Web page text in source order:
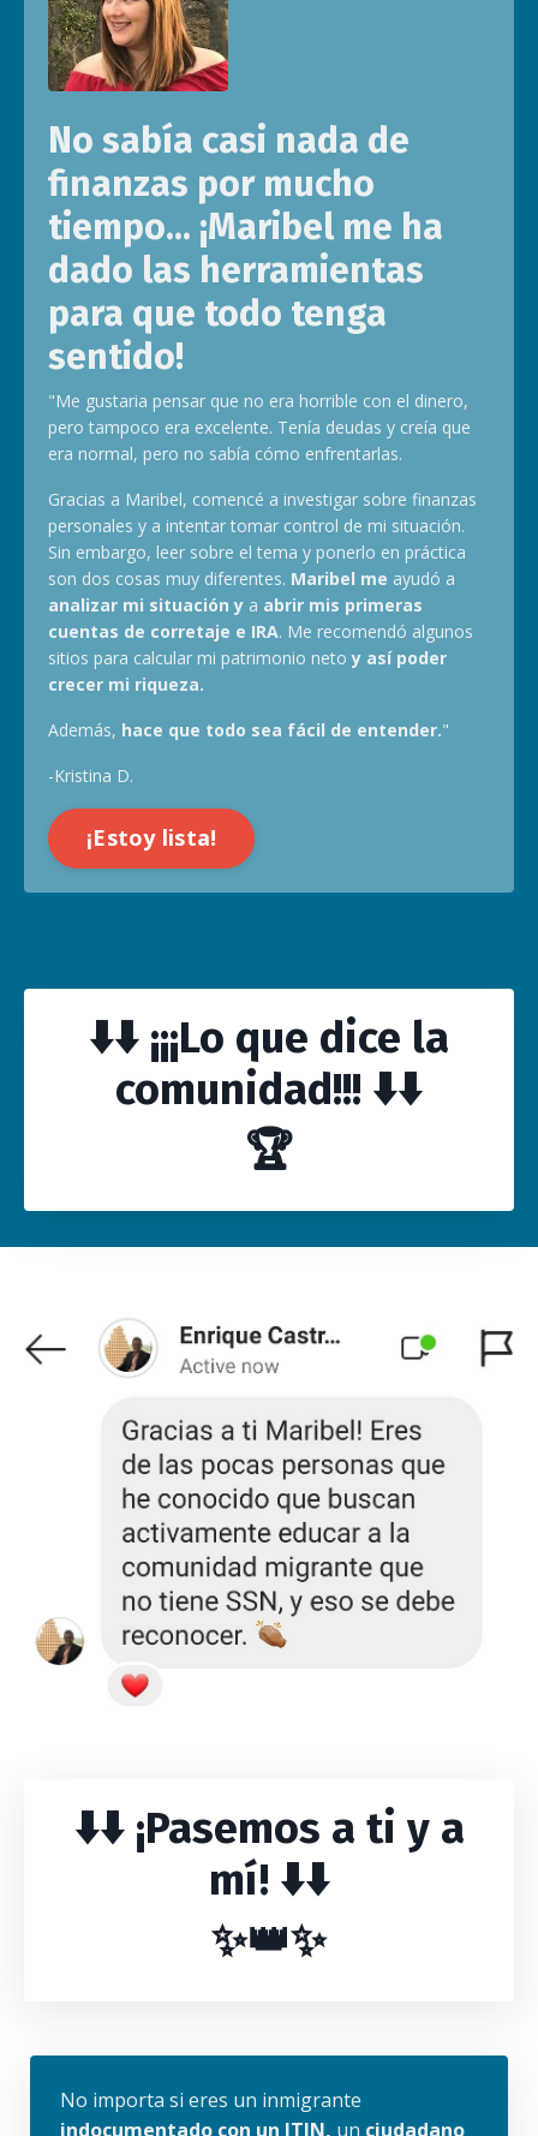
No sabía casi nada de
finanzas por mucho
tiempo... ¡Maribel me ha
dado las herramientas
para que todo tenga
sentido!
"Me gustaria pensar que no era horrible con el dinero,
pero tampoco era excelente. Tenía deudas y creía que
era normal, pero no sabía cómo enfrentarlas.
Gracias a Maribel, comencé a investigar sobre finanzas
personales y a intentar tomar control de mi situación.
Sin embargo, leer sobre el tema y ponerlo en práctica
son dos cosas muy diferentes. Maribel me ayudó a
analizar mi situación y a abrir mis primeras
cuentas de corretaje e IRA. Me recomendó algunos
sitios para calcular mi patrimonio netoy así poder
crecer mi riqueza.
Además, hace que todo sea fácil de entender."
-Kristina D.
¡Estoy lista!
⬇️⬇️ ¡¡¡Lo que dice la
comunidad!!! ⬇️⬇️
🏆
⬇️⬇️ ¡Pasemos a ti y a
mí! ⬇️⬇️
✨👑✨
No importa si eres un inmigrante
indocumentado con un ITIN, un ciudadano